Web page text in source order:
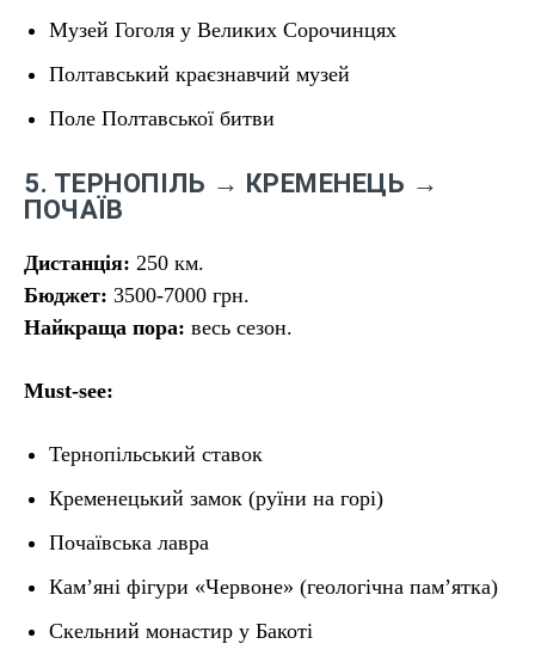
Музей Гоголя у Великих Сорочинцях
Полтавський краєзнавчий музей
Поле Полтавської битви
5. ТЕРНОПІЛЬ → КРЕМЕНЕЦЬ →
ПОЧАЇВ
Дистанція: 250 км.
Бюджет: 3500-7000 грн.
Найкраща пора: весь сезон.
Must-see:
Тернопільський ставок
Кременецький замок (руїни на горі)
Почаївська лавра
Камʼяні фігури «Червоне» (геологічна пам’ятка)
Скельний монастир у Бакоті